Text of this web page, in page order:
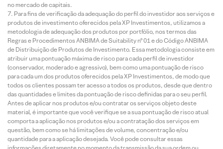
no mercado de capitais.
Para fins de verificação da adequação do perfil do investidor aos serviços e
produtos de investimento oferecidos pela XP Investimentos, utilizamos a
metodologia de adequação dos produtos por portfólio, nos termos das
Regras e Procedimentos ANBIMA de Suitability nº 01 e do Código ANBIMA
de Distribuição de Produtos de Investimento. Essa metodologia consiste em
atribuir uma pontuação máxima de risco para cada perfil de investidor
(conservador, moderado e agressivo), bem como uma pontuação de risco
para cada um dos produtos oferecidos pela XP Investimentos, de modo que
todos os clientes possam ter acesso a todos os produtos, desde que dentro
das quantidades e limites da pontuação de risco definidas para o seu perfil.
Antes de aplicar nos produtos e/ou contratar os serviços objeto deste
material, é importante que você verifique se a sua pontuação de risco atual
comporta a aplicação nos produtos e/ou a contratação dos serviços em
questão, bem como se há limitações de volume, concentração e/ou
quantidade para a aplicação desejada. Você pode consultar essas